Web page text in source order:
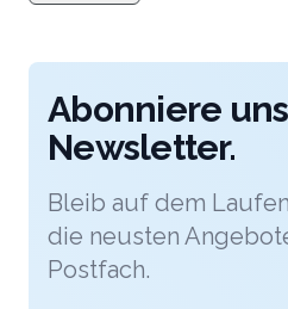
Abonniere
Newsletter.
Bleib auf dem
die neusten
Postfach.